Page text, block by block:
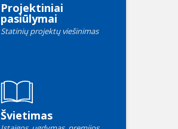
Projektiniai
pasiūlymai
Statinių projektų viešinimas
Švietimas